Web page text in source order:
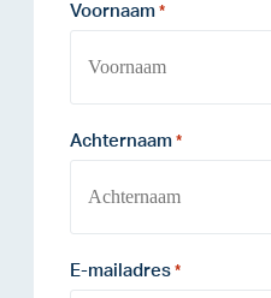
Voornaam *
Achternaam *
E-mailadres *